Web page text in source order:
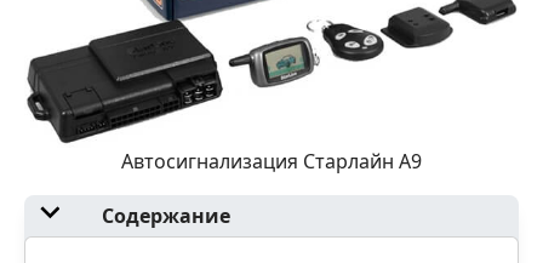
Автосигнализация Старлайн А9
Содержание